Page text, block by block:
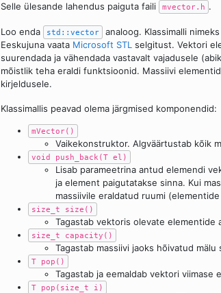
Selle ülesande lahendus paiguta faili mvector.h .
Loo enda std::vector analoog. Klassimalli
Eeskujuna vaata Microsoft STL selgitust. Vektori
suurendada ja vähendada vastavalt vajadusele
mõistlik teha eraldi funktsioonid. Massiivi
kirjeldusele.
Klassimallis peavad olema järgmised komponendid:
mVector()
Vaikekonstruktor. Algväärtustab kõik
void push_back(T el)
Lisab parameetrina antud elemendi
ja element paigutatakse sinna. Kui
massiivile eraldatud ruumi
size_t size()
Tagastab vektoris olevate elementide
size_t capacity()
Tagastab massiivi jaoks hõivatud
T pop()
Tagastab ja eemaldab vektori viimase
T pop(size_t i)